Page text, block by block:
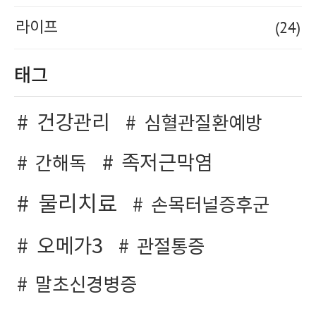
라이프 (24)
태그
건강관리
심혈관질환예방
간해독
족저근막염
물리치료 손목터널증후군
오메가3
관절통증
말초신경병증